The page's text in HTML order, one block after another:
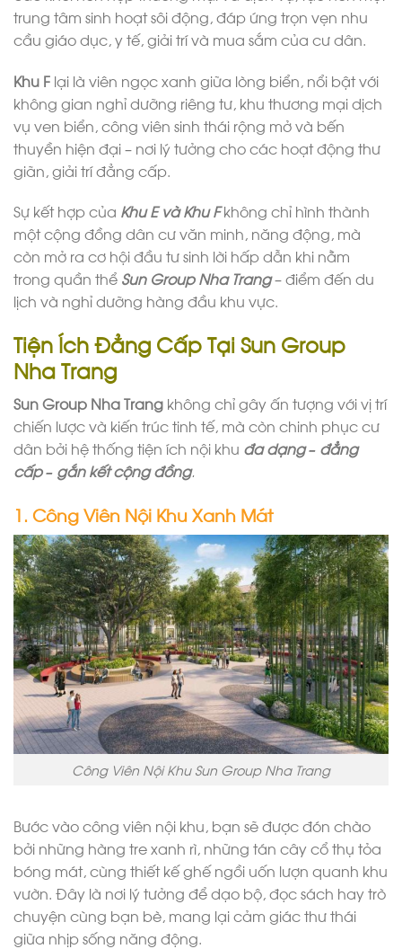
trung tâm sinh hoạt sôi động, đáp ứng trọn vẹn nhu
cầu giáo dục, y tế, giải trí và mua sắm của cư dân.
Khu F lại là viên ngọc xanh giữa lòng biển, nổi bật với
không gian nghỉ dưỡng riêng tư, khu thương mại dịch
vụ ven biển, công viên sinh thái rộng mở và bến
thuyền hiện đại – nơi lý tưởng cho các hoạt động thư
giãn, giải trí đẳng cấp.
Sự kết hợp của Khu E và Khu Fkhông chỉ hình thành
một cộng đồng dân cư văn minh, năng động, mà
còn mở ra cơ hội đầu tư sinh lời hấp dẫn khi nằm
trong quần thể Sun Group Nha Trang– điểm đến du
lịch và nghỉ dưỡng hàng đầu khu vực.
Tiện Ích Đẳng Cấp Tại Sun Group
Nha Trang
Sun Group Nha Trang không chỉ gây ấn tượng với vị trí
chiến lược và kiến trúc tinh tế, mà còn chinh phục cư
dân bởi hệ thống tiện ích nội khu đa dạng – đẳng
cấp – gắn kết cộng đồng.
1. Công Viên Nội Khu Xanh Mát
Công Viên Nội Khu Sun Group Nha Trang
Bước vào công viên nội khu, bạn sẽ được đón chào
bởi những hàng tre xanh rì, những tán cây cổ thụ tỏa
bóng mát, cùng thiết kế ghế ngồi uốn lượn quanh khu
vườn. Đây là nơi lý tưởng để dạo bộ, đọc sách hay trò
chuyện cùng bạn bè, mang lại cảm giác thư thái
giữa nhịp sống năng động.